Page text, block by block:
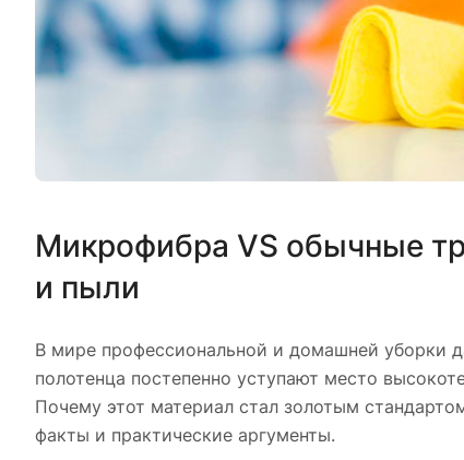
Микрофибра VS обычные
и пыли
В мире профессиональной и домашней уборки
полотенца постепенно уступают место
Почему этот материал стал золотым
факты и практические аргументы.